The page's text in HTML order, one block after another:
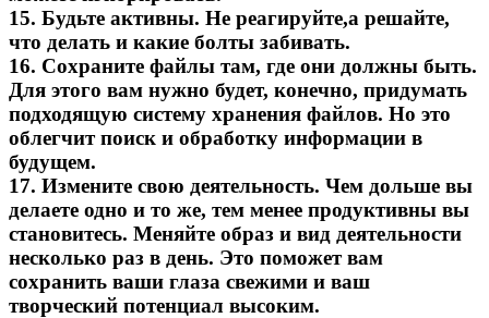
15. Будьте активны. Не реагируйте,а решайте,
что делать и какие болты забивать.
16. Сохраните файлы там, где они должны быть.
Для этого вам нужно будет, конечно, придумать
подходящую систему хранения файлов. Но это
облегчит поиск и обработку информации в
будущем.
17. Измените свою деятельность. Чем дольше вы
делаете одно и то же, тем менее продуктивны вы
становитесь. Меняйте образ и вид деятельности
несколько раз в день. Это поможет вам
сохранить ваши глаза свежими и ваш
творческий потенциал высоким.